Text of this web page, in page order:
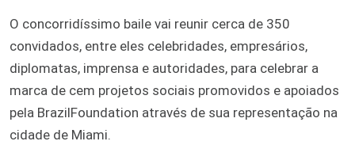
O concorridíssimo baile vai reunir cerca de 350
convidados, entre eles celebridades, empresários,
diplomatas, imprensa e autoridades, para celebrar a
marca de cem projetos sociais promovidos e apoiados
pela BrazilFoundation através de sua representação na
cidade de Miami.